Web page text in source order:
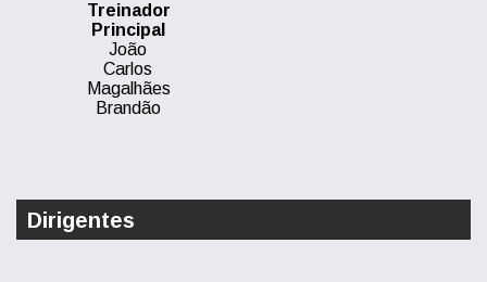
Treinador
Principal
João
Carlos
Magalhães
Brandão
Dirigentes